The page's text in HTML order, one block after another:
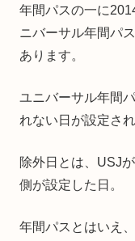
年間パスの一に
ニバーサル年間パ
あります。
ユニバーサル年間
れない日が設定さ
除外日とは、USJ
側が設定した日。
年間パスとはいえ